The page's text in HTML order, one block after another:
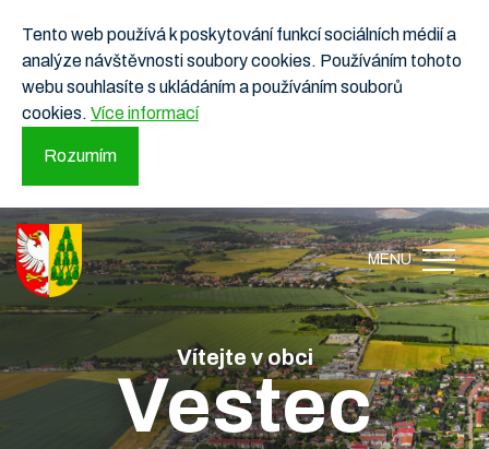
Tento web používá k poskytování funkcí sociálních médií a
analýze návštěvnosti soubory cookies. Používáním tohoto
webu souhlasíte s ukládáním a používáním souborů
cookies. Více informací
Rozumím
MENU
Vítejte v obci
Vestec